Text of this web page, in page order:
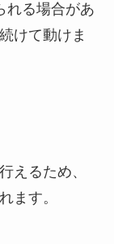
れる場合があ
けて動けま
えるため、
ます。